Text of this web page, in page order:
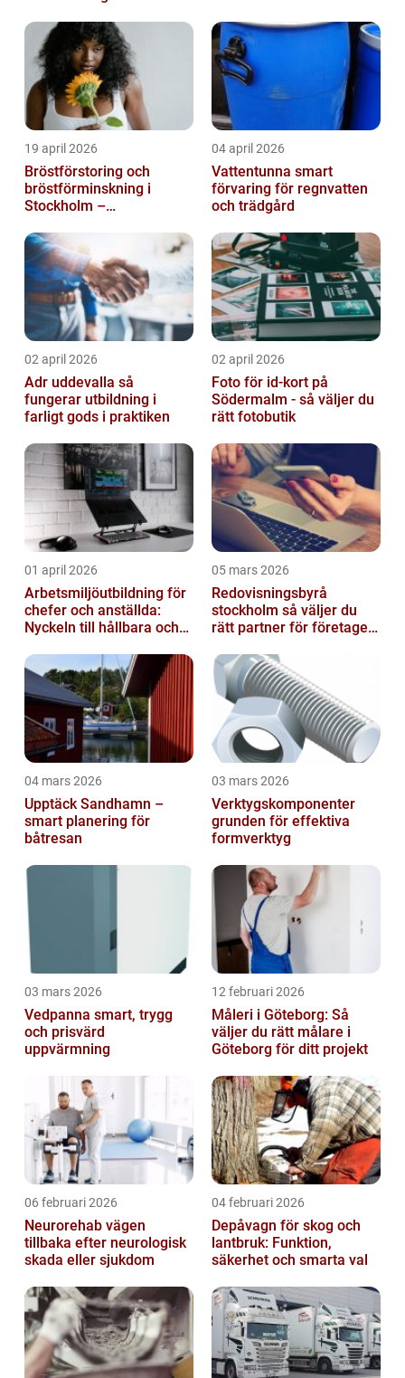
19 april 2026
Bröstförstoring och
bröstförminskning i
Stockholm –
04 april 2026
Vattentunna smart
förvaring för regnvatten
och trädgård
02 april 2026
Adr uddevalla så
fungerar utbildning i
farligt gods i praktiken
02 april 2026
Foto för id-kort på
Södermalm - så väljer du
rätt fotobutik
01 april 2026
Arbetsmiljöutbildning för
chefer och anställda:
Nyckeln till hållbara och
05 mars 2026
Redovisningsbyrå
stockholm så väljer du
rätt partner för företagets
04 mars 2026
Upptäck Sandhamn –
smart planering för
båtresan
03 mars 2026
Verktygskomponenter
grunden för effektiva
formverktyg
03 mars 2026
Vedpanna smart, trygg
och prisvärd
uppvärmning
12 februari 2026
Måleri i Göteborg: Så
väljer du rätt målare i
Göteborg för ditt projekt
06 februari 2026
Neurorehab vägen
tillbaka efter neurologisk
skada eller sjukdom
04 februari 2026
Depåvagn för skog och
lantbruk: Funktion,
säkerhet och smarta val